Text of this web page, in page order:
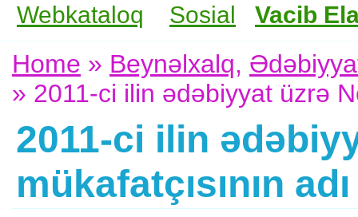
Webkataloq
Sosial Vacib
Home » Beynəlxalq,
» 2011-ci ilin ədəbiyyat üzrə
2011-ci ilin
mükafatçısının